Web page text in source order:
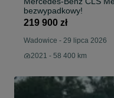
bezwypadkowy!
219 900 zł
Wadowice - 29 lipca 2026
2021 - 58 400 km